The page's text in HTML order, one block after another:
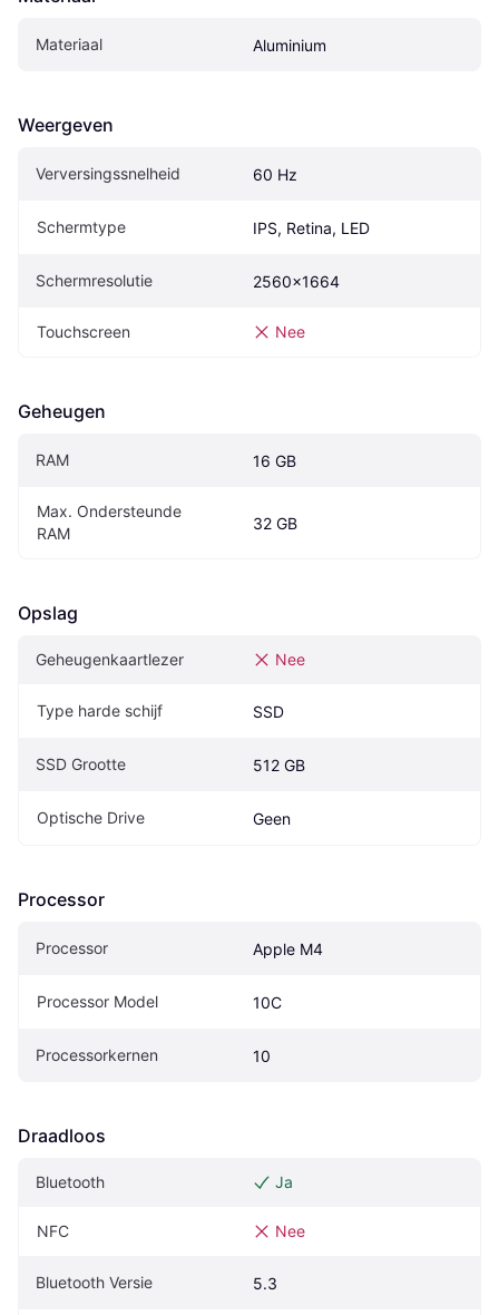
Materiaal Aluminium
Weergeven
Verversingssnelheid 60 Hz
Schermtype IPS, Retina, LED
Schermresolutie 2560x1664
Touchscreen Nee
Geheugen
RAM 16 GB
Max. Ondersteunde
RAM
32 GB
Opslag
Geheugenkaartlezer Nee
Type harde schijf SSD
SSD Grootte 512 GB
Optische Drive Geen
Processor
Processor Apple M4
Processor Model 10C
Processorkernen 10
Draadloos
Bluetooth Ja
NFC Nee
Bluetooth Versie 5.3